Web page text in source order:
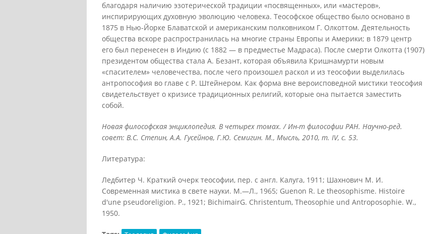
благодаря наличию эзотерической традиции «посвященных», или «мастеров»,
инспирирующих духовную эволюцию человека. Теософское общество было основано в
1875 в Нью-Йорке Блаватской и американским полковником Г. Олкоттом. Деятельность
общества вскоре распространилась на многие страны Европы и Америки; в 1879 центр
его был перенесен в Индию (с 1882 — в предместье Мадраса). После смерти Олкотта (1907)
президентом общества стала А. Безант, которая объявила Кришнамурти новым
«спасителем» человечества, после чего произошел раскол и из теософии выделилась
антропософия во главе с Р. Штейнером. Как форма вне вероисповедной мистики теософия
свидетельствует о кризисе традиционных религий, которые она пытается заместить
собой.
Новая философская энциклопедия. В четырех томах. / Ин-т философии РАН. Научно-ред.
совет: В.С. Степин, А.А. Гусейнов, Г.Ю. Семигин. М., Мысль, 2010, т. IV, с. 53.
Литература:
Ледбитер Ч. Краткий очерк теософии, пер. с англ. Калуга, 1911; Шахнович М. И.
Современная мистика в свете науки. М.—Л., 1965; Guenon R. Le theosophisme. Histoire
d'une pseudoreligion. P., 1921; BichimairG. Christentum, Theosophie und Antroposophie. W.,
1950.